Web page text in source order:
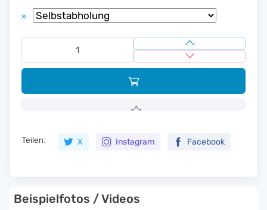
»
Teilen: X Instagram Facebook
Beispielfotos / Videos